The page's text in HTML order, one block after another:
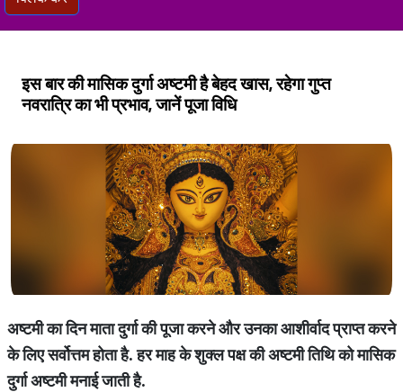
इस बार की मासिक दुर्गा अष्टमी है बेहद खास, रहेगा गुप्त
नवरात्रि का भी प्रभाव, जानें पूजा विधि
अष्टमी का दिन माता दुर्गा की पूजा करने और उनका आशीर्वाद प्राप्त करने
के लिए सर्वोत्तम होता है. हर माह के शुक्ल पक्ष की अष्टमी तिथि को मासिक
दुर्गा अष्टमी मनाई जाती है.